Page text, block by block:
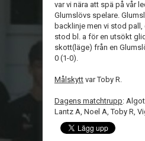
var vi nära att spä på vår
Glumslövs spelare.
backlinje men vi stod
stod bl. a för en utsökt
skott(läge) från en
0 (1-0).
Målskytt var Toby R.
Dagens matchtrupp:
Lantz A, Noel A, Toby R,